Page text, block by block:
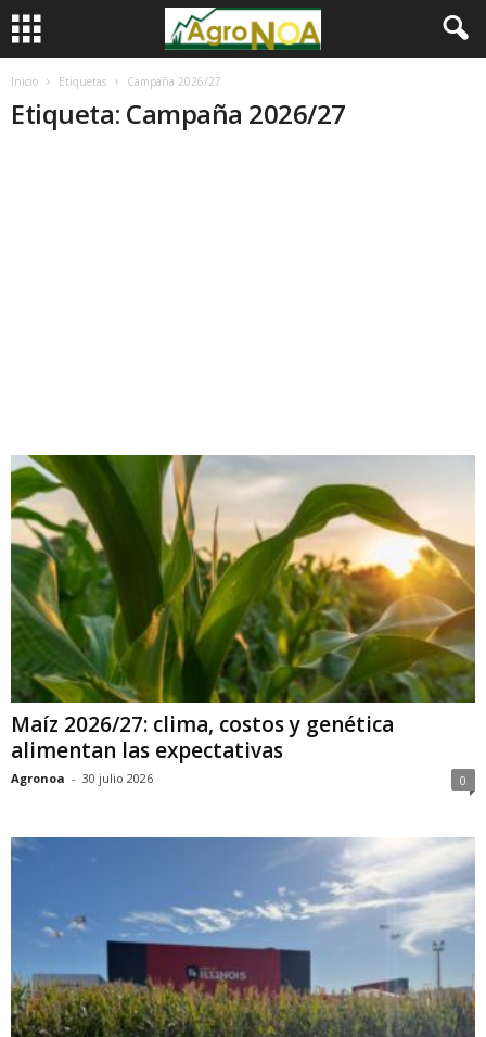
Inicio Etiquetas Campaña 2026/27
Etiqueta: Campaña 2026/27
Maíz 2026/27: clima, costos y genética
alimentan las expectativas
Agronoa - 30 julio 2026 0